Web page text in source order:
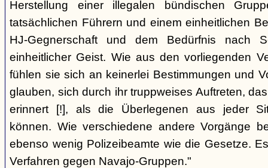
Herstellung einer illegalen bündischen
tatsächlichen Führern und einem einheitlichen
HJ-Gegnerschaft und dem Bedürfnis nach
einheitlicher Geist. Wie aus den vorliegenden
fühlen sie sich an keinerlei Bestimmungen und
glauben, sich durch ihr truppweises Auftreten,
erinnert [!], als die Überlegenen aus jeder
können. Wie verschiedene andere Vorgänge
ebenso wenig Polizeibeamte wie die Gesetze.
Verfahren gegen Navajo-Gruppen."